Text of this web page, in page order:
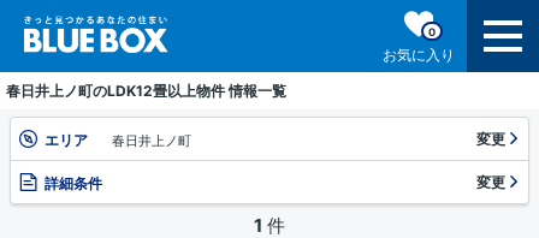
お気に入り
0
春日井上ノ町のLDK12畳以上物件 情報一覧
エリア 春日井上ノ町 変更
詳細条件 変更
1 件